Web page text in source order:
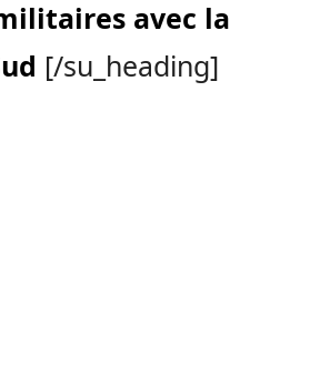
avec la
[/su_heading]